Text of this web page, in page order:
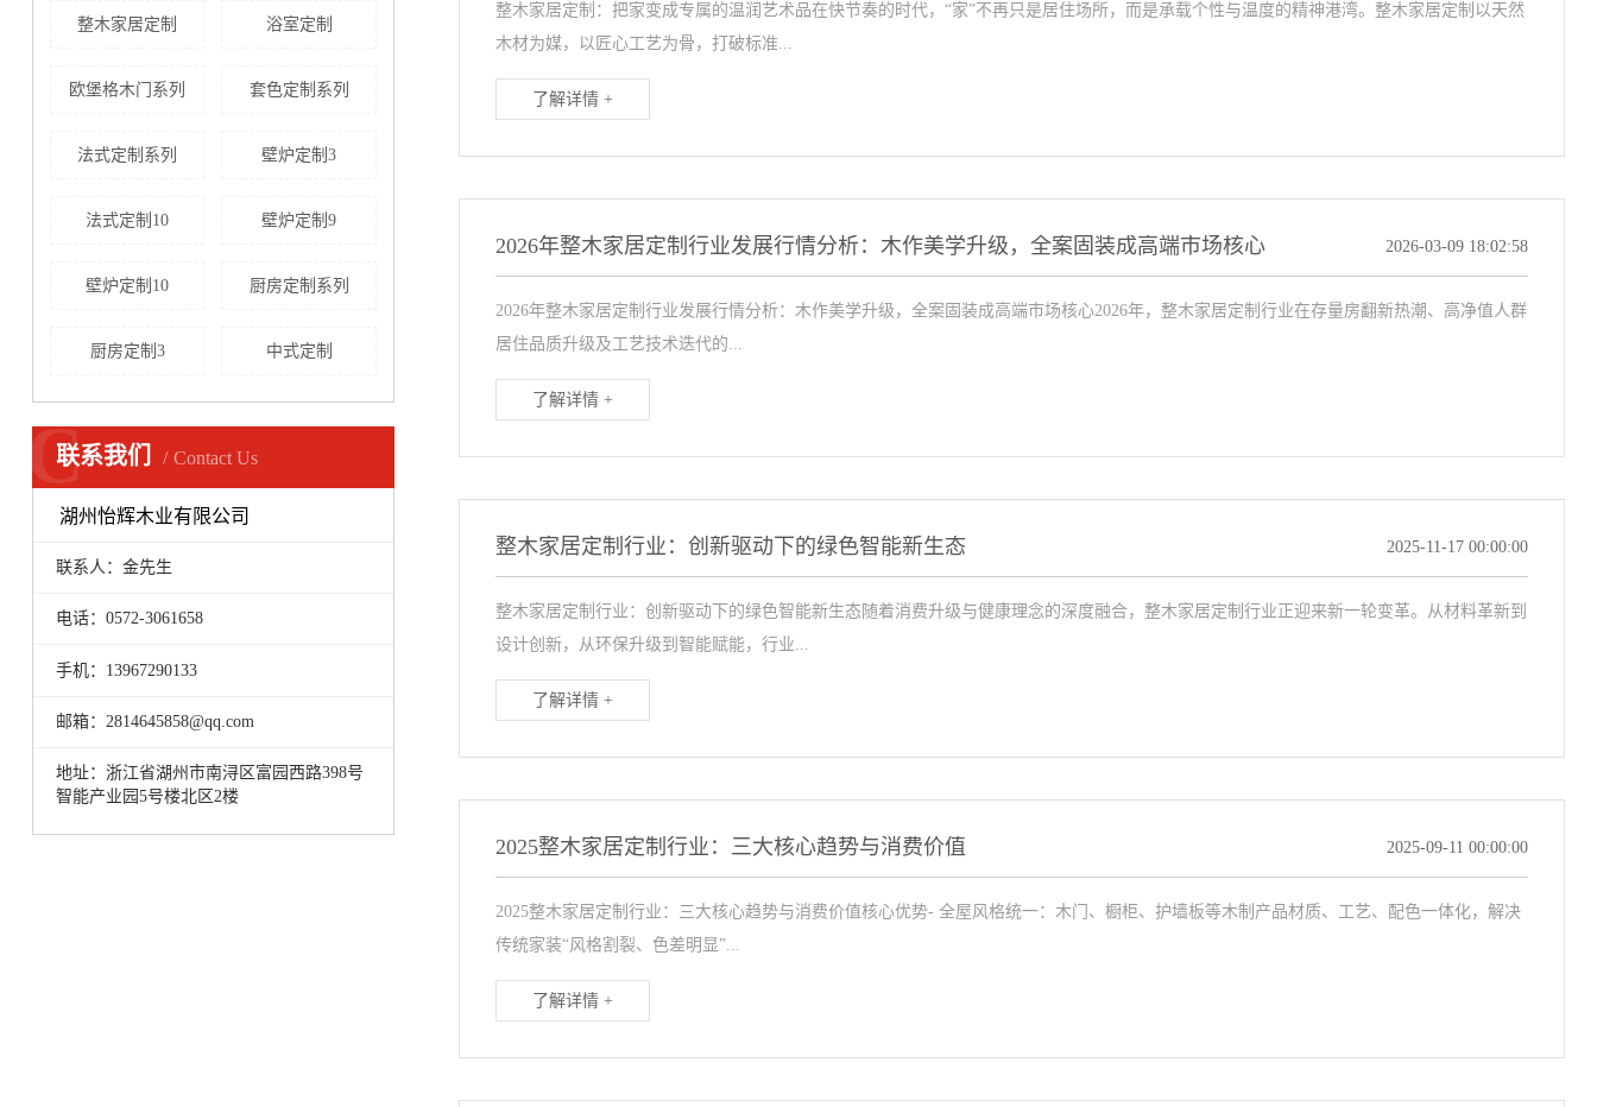
整木家居定制 浴室定制
欧堡格木门系列 套色定制系列
法式定制系列 壁炉定制3
法式定制10 壁炉定制9
壁炉定制10 厨房定制系列
厨房定制3 中式定制
联系我们 Contact Us
C
湖州怡辉木业有限公司
联系人：金先生
电话：0572-3061658
手机：13967290133
邮箱：2814645858@qq.com
地址：浙江省湖州市南浔区富园西路398号
智能产业园5号楼北区2楼
整木家居定制：把家变成专属的温润艺术品在快节奏的时代，“家”不再只是居住场所，而是承载个性与温度的精神港湾。整木家居定制以天然
木材为媒，以匠心工艺为骨，打破标准...
了解详情 +
2026年整木家居定制行业发展行情分析：木作美学升级，全案固装成高端市场核心 2026-03-09 18:02:58
2026年整木家居定制行业发展行情分析：木作美学升级，全案固装成高端市场核心2026年，整木家居定制行业在存量房翻新热潮、高净值人群
居住品质升级及工艺技术迭代的...
了解详情 +
整木家居定制行业：创新驱动下的绿色智能新生态 2025-11-17 00:00:00
整木家居定制行业：创新驱动下的绿色智能新生态随着消费升级与健康理念的深度融合，整木家居定制行业正迎来新一轮变革。从材料革新到
设计创新，从环保升级到智能赋能，行业...
了解详情 +
2025整木家居定制行业：三大核心趋势与消费价值 2025-09-11 00:00:00
2025整木家居定制行业：三大核心趋势与消费价值核心优势- 全屋风格统一：木门、橱柜、护墙板等木制产品材质、工艺、配色一体化，解决
传统家装“风格割裂、色差明显”...
了解详情 +